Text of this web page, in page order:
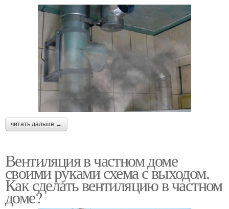
читать дальше →
Вентиляция в частном доме
своими руками схема с выходом.
Как сделать вентиляцию в частном
доме?